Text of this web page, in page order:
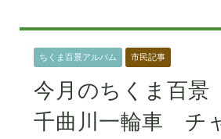
ちくま百景アルバム 市民記事
今月のちくま百景
千曲川一輪車 チ